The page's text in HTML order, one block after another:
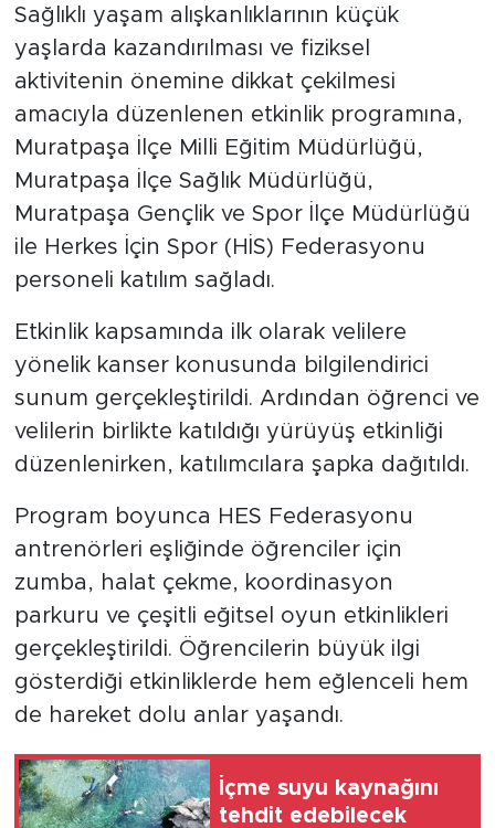
Sağlıklı yaşam alışkanlıklarının küçük
yaşlarda kazandırılması ve fiziksel
aktivitenin önemine dikkat çekilmesi
amacıyla düzenlenen etkinlik programına,
Muratpaşa İlçe Milli Eğitim Müdürlüğü,
Muratpaşa İlçe Sağlık Müdürlüğü,
Muratpaşa Gençlik ve Spor İlçe Müdürlüğü
ile Herkes İçin Spor (HİS) Federasyonu
personeli katılım sağladı.
Etkinlik kapsamında ilk olarak velilere
yönelik kanser konusunda bilgilendirici
sunum gerçekleştirildi. Ardından öğrenci ve
velilerin birlikte katıldığı yürüyüş etkinliği
düzenlenirken, katılımcılara şapka dağıtıldı.
Program boyunca HES Federasyonu
antrenörleri eşliğinde öğrenciler için
zumba, halat çekme, koordinasyon
parkuru ve çeşitli eğitsel oyun etkinlikleri
gerçekleştirildi. Öğrencilerin büyük ilgi
gösterdiği etkinliklerde hem eğlenceli hem
de hareket dolu anlar yaşandı.
İçme suyu kaynağını
tehdit edebilecek